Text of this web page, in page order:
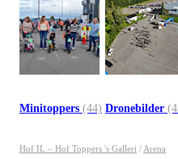
Minitoppers (44) Dronebilder
Hof IL – Hof Toppers 's Galleri / Arena